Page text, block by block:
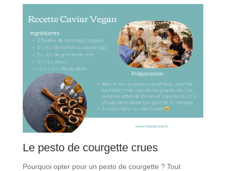
Le pesto de courgette crues
Pourquoi opter pour un pesto de courgette ? Tout